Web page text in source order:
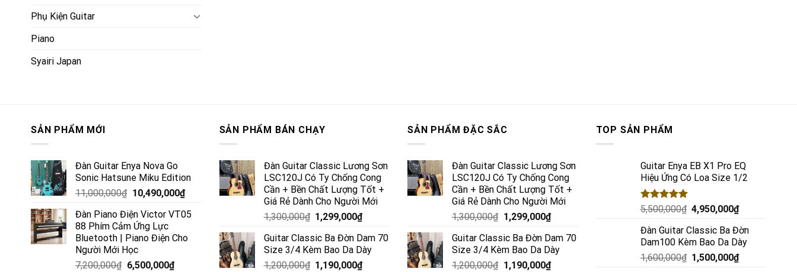
Phụ Kiện Guitar
Piano
Syairi Japan
SẢN PHẨM MỚI
Đàn Guitar Enya Nova Go
Sonic Hatsune Miku Edition
11,000,000₫ 10,490,000₫
Đàn Piano Điện Victor VT05
88 Phím Cảm Ứng Lực
Bluetooth | Piano Điện Cho
Người Mới Học
7,200,000₫ 6,500,000₫
SẢN PHẨM BÁN CHẠY
Đàn Guitar Classic Lương Sơn
LSC120J Có Ty Chống Cong
Cần + Bền Chất Lượng Tốt +
Giá Rẻ Dành Cho Người Mới
1,300,000₫ 1,299,000₫
Guitar Classic Ba Đờn Dam 70
Size 3/4 Kèm Bao Da Dày
1,200,000₫ 1,190,000₫
SẢN PHẨM ĐẶC SẮC
Đàn Guitar Classic Lương Sơn
LSC120J Có Ty Chống Cong
Cần + Bền Chất Lượng Tốt +
Giá Rẻ Dành Cho Người Mới
1,300,000₫ 1,299,000₫
Guitar Classic Ba Đờn Dam 70
Size 3/4 Kèm Bao Da Dày
1,200,000₫ 1,190,000₫
TOP SẢN PHẨM
Guitar Enya EB X1 Pro EQ
Hiệu Ứng Có Loa Size 1/2
Rated5.00
5,500,000₫ 4,950,000₫
Đàn Guitar Classic Ba Đờn
Dam100 Kèm Bao Da Dày
1,600,000₫ 1,500,000₫